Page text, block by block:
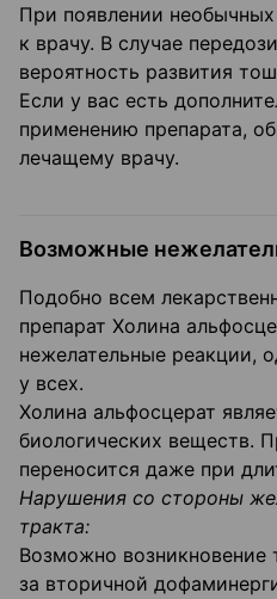
При появлении
к врачу. В случае
вероятность развития
Если у вас есть
применению препарата,
лечащему врачу.
Возможные
Подобно всем
препарат Холина
нежелательные реакции,
у всех.
Холина альфосцерат
биологических веществ.
переносится даже при
Нарушения со стороны
тракта:
Возможно возникновение
за вторичной